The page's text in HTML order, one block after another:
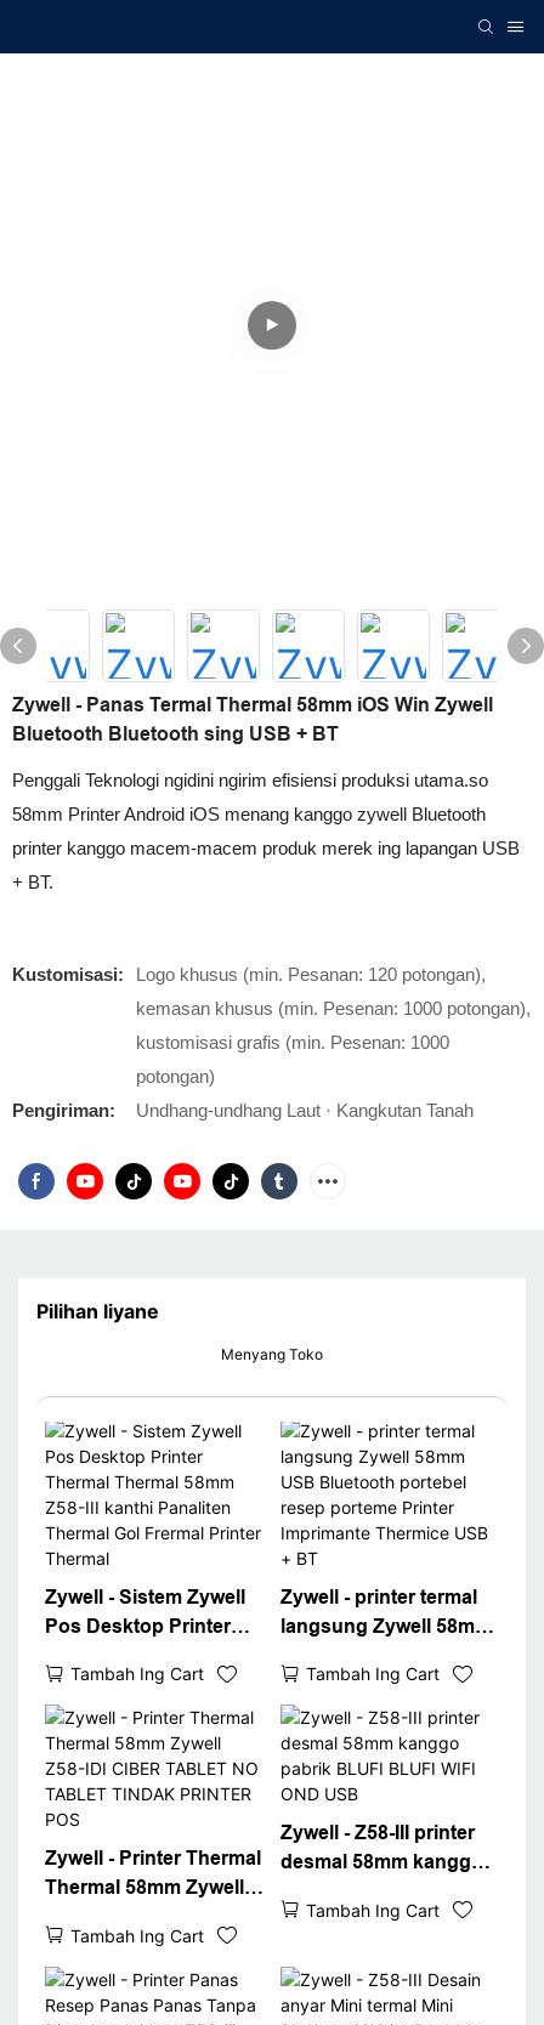
Zywell - Panas Termal Thermal 58mm iOS Win Zywell
Bluetooth Bluetooth sing USB + BT
Penggali Teknologi ngidini ngirim efisiensi produksi utama.so
58mm Printer Android iOS menang kanggo zywell Bluetooth
printer kanggo macem-macem produk merek ing lapangan USB
+ BT.
Kustomisasi:
Logo khusus (min. Pesanan: 120 potongan),
kemasan khusus (min. Pesenan: 1000 potongan),
kustomisasi grafis (min. Pesenan: 1000
potongan)
Pengiriman:
Undhang-undhang Laut · Kangkutan Tanah
Pilihan liyane
Menyang Toko
Zywell - Sistem Zywell
Pos Desktop Printer
Z58-III kanthi Panaliten
Thermal Gol Frermal
Printer Thermal
Tambah Ing Cart
Zywell - printer termal
langsung Zywell 58mm
portebel resep porteme
Printer Imprimante
Thermice USB + BT
Tambah Ing Cart
Zywell - Printer Thermal
Thermal 58mm Zywell
NO TABLET TINDAK
PRINTER POS
Tambah Ing Cart
Zywell - Z58-III printer
desmal 58mm kanggo
WIFI OND USB
Tambah Ing Cart